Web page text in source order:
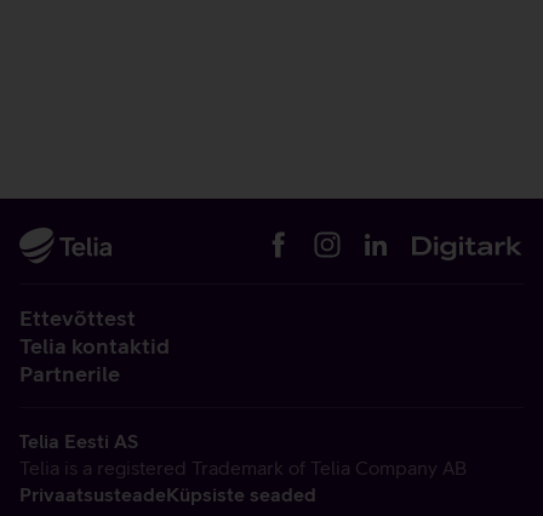
Ettevõttest
Telia kontaktid
Partnerile
Telia Eesti AS
Telia is a registered Trademark of Telia Company AB
PrivaatsusteadeKüpsiste seaded